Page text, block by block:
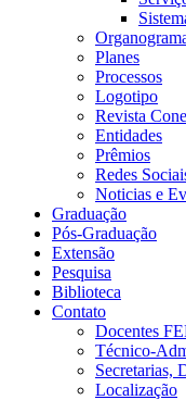
Planes
Processos
Logotipo
Revista
Entidades
Prêmios
Redes
Noticias e
Graduação
Pós-Graduação
Extensão
Pesquisa
Biblioteca
Contato
Docentes
Técnico-
Secretarias,
Localização